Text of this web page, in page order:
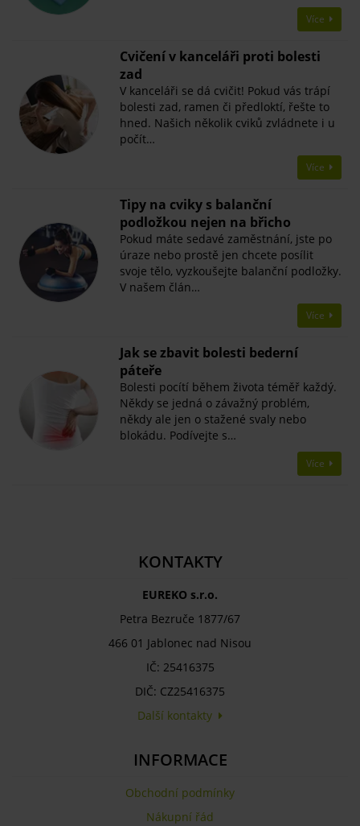
Více
Cvičení v kanceláři proti bolesti
zad
V kanceláři se dá cvičit! Pokud vás trápí
bolesti zad, ramen či předloktí, řešte to
hned. Našich několik cviků zvládnete i u
počít…
Více
Tipy na cviky s balanční
podložkou nejen na břicho
Pokud máte sedavé zaměstnání, jste po
úraze nebo prostě jen chcete posílit
svoje tělo, vyzkoušejte balanční podložky.
V našem člán…
Více
Jak se zbavit bolesti bederní
páteře
Bolesti pocítí během života téměř každý.
Někdy se jedná o závažný problém,
někdy ale jen o stažené svaly nebo
blokádu. Podívejte s…
Více
KONTAKTY
EUREKO s.r.o.
Petra Bezruče 1877/67
466 01 Jablonec nad Nisou
IČ: 25416375
DIČ: CZ25416375
Další kontakty
INFORMACE
Obchodní podmínky
Nákupní řád